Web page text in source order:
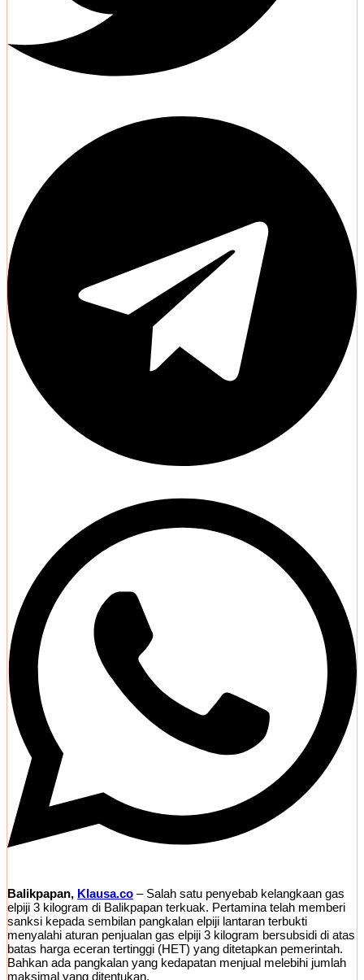
Balikpapan, Klausa.co – Salah satu penyebab kelangkaan gas
elpiji 3 kilogram di Balikpapan terkuak. Pertamina telah memberi
sanksi kepada sembilan pangkalan elpiji lantaran terbukti
menyalahi aturan penjualan gas elpiji 3 kilogram bersubsidi di atas
batas harga eceran tertinggi (HET) yang ditetapkan pemerintah.
Bahkan ada pangkalan yang kedapatan menjual melebihi jumlah
maksimal yang ditentukan.